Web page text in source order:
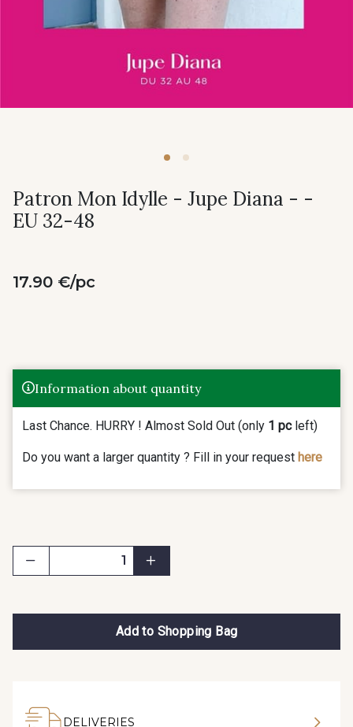
Patron Mon Idylle - Jupe Diana - -
EU 32-48
17.90 €/pc
Information about quantity
Last Chance. HURRY ! Almost Sold Out (only 1 pcleft)
Do you want a larger quantity ? Fill in your request here
Add to Shopping Bag
DELIVERIES